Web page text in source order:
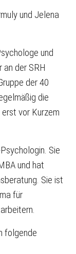
und Jelena
und
an der SRH
der 40
die
vor Kurzem
Sie
und hat
Sie ist
für
folgende